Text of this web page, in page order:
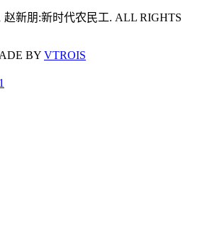
赵新朋:新时代农民工. ALL RIGHTS
BY VTROIS